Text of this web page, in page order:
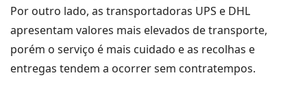
Por outro lado, as transportadoras UPS e DHL
apresentam valores mais elevados de transporte,
porém o serviço é mais cuidado e as recolhas e
entregas tendem a ocorrer sem contratempos.